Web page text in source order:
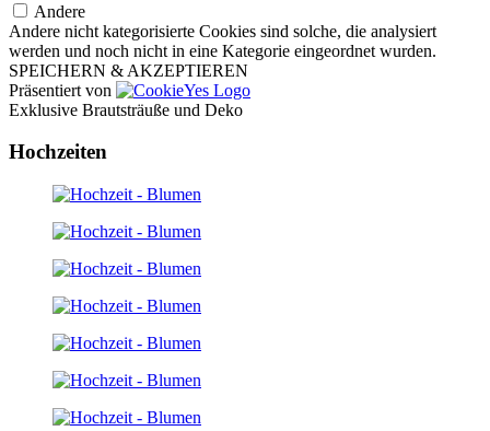
Andere
Andere nicht kategorisierte Cookies sind solche, die analysiert
werden und noch nicht in eine Kategorie eingeordnet wurden.
SPEICHERN & AKZEPTIEREN
Präsentiert von
Exklusive Brautsträuße und Deko
Hochzeiten